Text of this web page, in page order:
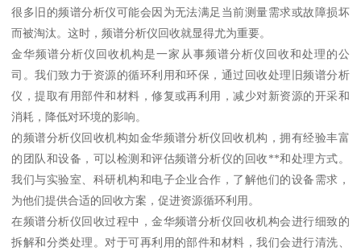
很多旧的频谱分析仪可能会因为无法满足当前测量需求或故障损坏
而被淘汰。这时，频谱分析仪回收就显得尤为重要。
金华频谱分析仪回收机构是一家从事频谱分析仪回收和处理的公
司。我们致力于资源的循环利用和环保，通过回收处理旧频谱分析
仪，提取有用部件和材料，修复或再利用，减少对新资源的开采和
消耗，降低对环境的影响。
的频谱分析仪回收机构如金华频谱分析仪回收机构，拥有经验丰富
的团队和设备，可以检测和评估频谱分析仪的回收**和处理方式。
我们与实验室、科研机构和电子企业合作，了解他们的设备需求，
为他们提供合适的回收方案，促进资源循环利用。
在频谱分析仪回收过程中，金华频谱分析仪回收机构会进行细致的
拆解和分类处理。对于可再利用的部件和材料，我们会进行清洗、